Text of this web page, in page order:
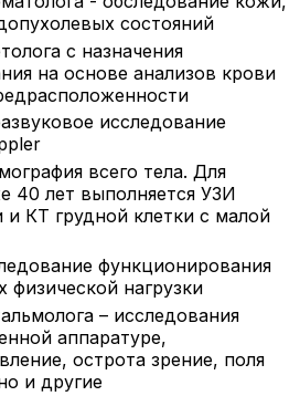
состояний
с назначения
на основе анализов крови
исследование
всего тела. Для
40 лет выполняется УЗИ
КТ грудной клетки с малой
функционирования
физической нагрузки
– исследования
аппаратуре,
острота зрение, поля
и другие